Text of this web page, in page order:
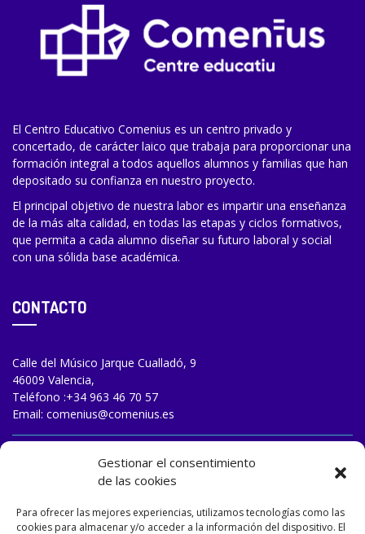
Gestionar el consentimiento
de las cookies
Para ofrecer las mejores experiencias, utilizamos tecnologías como las
cookies para almacenar y/o acceder a la información del dispositivo. El
El Centro Educativo Comenius es un centro privado y
concertado, de carácter laico que trabaja para proporcionar una
formación integral a todos aquellos alumnos y familias que han
depositado su confianza en nuestro proyecto.
El principal objetivo de nuestra labor es impartir una enseñanza
de la más alta calidad, en todas las etapas y ciclos formativos,
que permita a cada alumno diseñar su futuro laboral y social
con una sólida base académica.
CONTACTO
Calle del Músico Jarque Cualladó, 9
46009 Valencia,
Teléfono :+34 963 46 70 57
Email: comenius@comenius.es
TRABAJA CON NOSOTROS